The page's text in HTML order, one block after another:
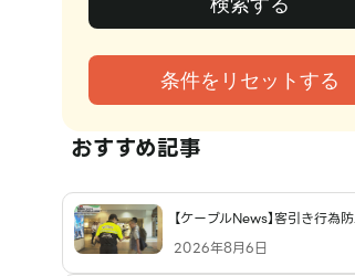
おすすめ記事
【ケーブルNews】客引き行為
2026年8月6日